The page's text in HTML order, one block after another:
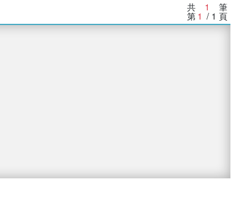
共 1 筆
第 1 / 1 頁